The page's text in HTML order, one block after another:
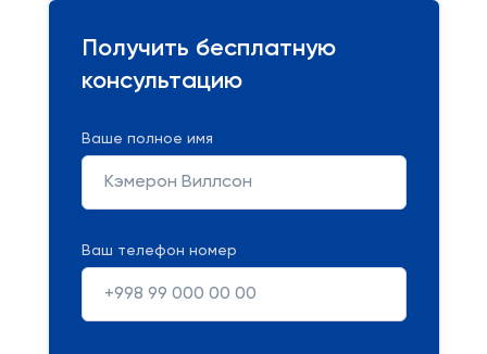
Получить бесплатную
консультацию
Ваше полное имя
Ваш телефон номер